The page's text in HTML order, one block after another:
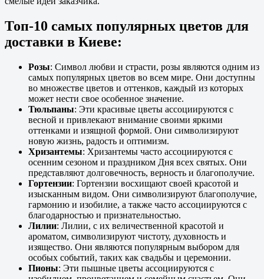
Топ-10 самых популярных цветов для
доставки в Киеве:
Розы: Символ любви и страсти, розы являются одним из
самых популярных цветов во всем мире. Они доступны
во множестве цветов и оттенков, каждый из которых
может нести свое особенное значение.
Тюльпаны: Эти красивые цветы ассоциируются с
весной и привлекают внимание своими яркими
оттенками и изящной формой. Они символизируют
новую жизнь, радость и оптимизм.
Хризантемы: Хризантемы часто ассоциируются с
осенним сезоном и праздником Дня всех святых. Они
представляют долговечность, верность и благополучие.
Гортензии: Гортензии восхищают своей красотой и
изысканным видом. Они символизируют благополучие,
гармонию и изобилие, а также часто ассоциируются с
благодарностью и признательностью.
Лилии: Лилии, с их величественной красотой и
ароматом, символизируют чистоту, духовность и
изящество. Они являются популярным выбором для
особых событий, таких как свадьбы и церемонии.
Пионы: Эти пышные цветы ассоциируются с